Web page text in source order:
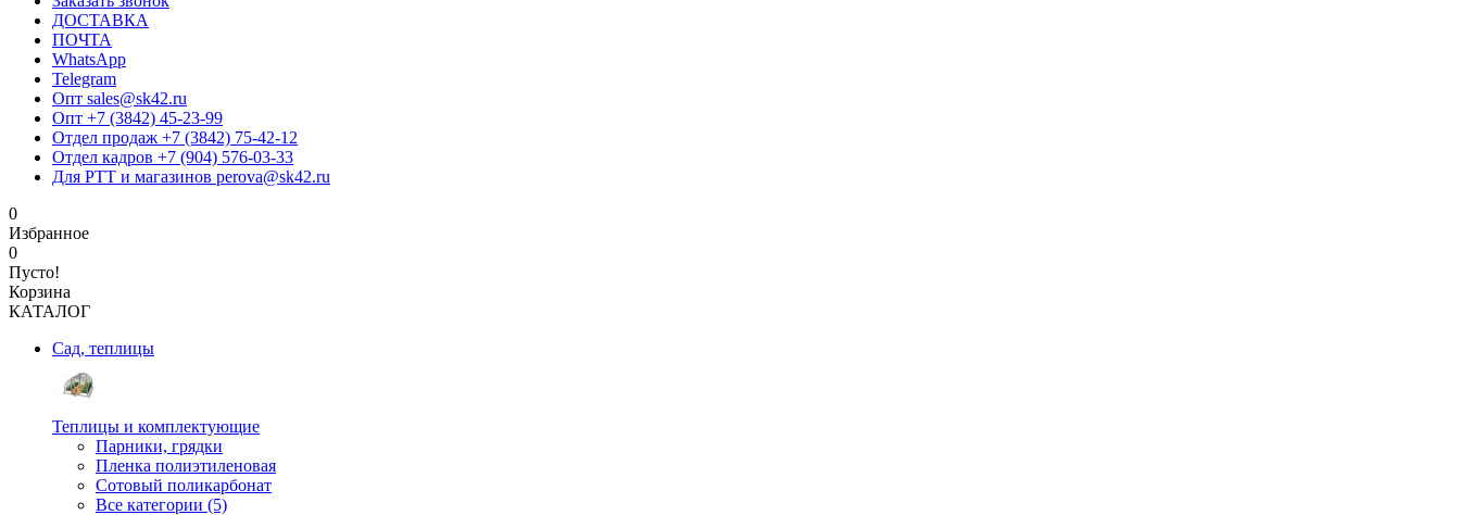
ДОСТАВКА
ПОЧТА
WhatsApp
Telegram
Опт sales@sk42.ru
Опт +7 (3842) 45-23-99
Отдел продаж +7 (3842) 75-42-12
Отдел кадров +7 (904) 576-03-33
Для РТТ и магазинов perova@sk42.ru
0
Избранное
0
Пусто!
Корзина
КАТАЛОГ
Сад, теплицы
Теплицы и комплектующие
Парники, грядки
Пленка полиэтиленовая
Сотовый поликарбонат
Все категории (5)